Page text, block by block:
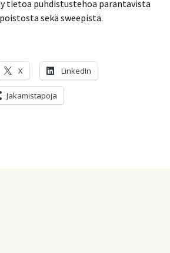
tietoa puhdistustehoa parantavista
sekä sweepistä.
X LinkedIn
Jakamistapoja